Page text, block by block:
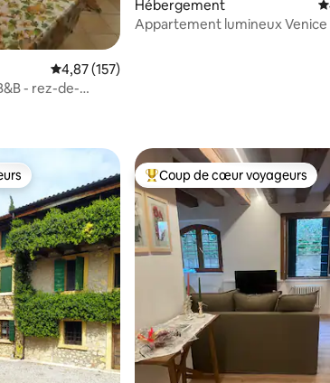
commentaires : 4,93 sur 5
Évaluation moyenne sur la base de 157
4,87 (157)
- rez-de-
Hébergement
Appartement lumineux Venice
Coups de cœur voyageurs les
Coup de cœur voyageurs